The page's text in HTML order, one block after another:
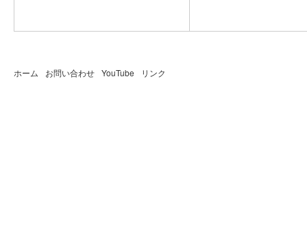
ホーム お問い合わせ YouTube リンク